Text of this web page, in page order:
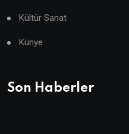
Kültür Sanat
Künye
Son Haberler